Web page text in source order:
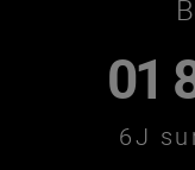
01
6J